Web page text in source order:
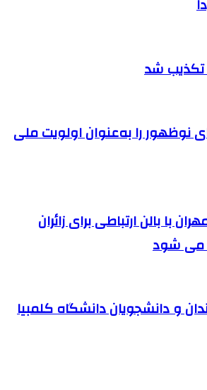
نوظهور را به‌عنوان اولویت ملی
با بالن ارتباطی برای زائران
می شود
و دانشجویان دانشگاه کلمبیا